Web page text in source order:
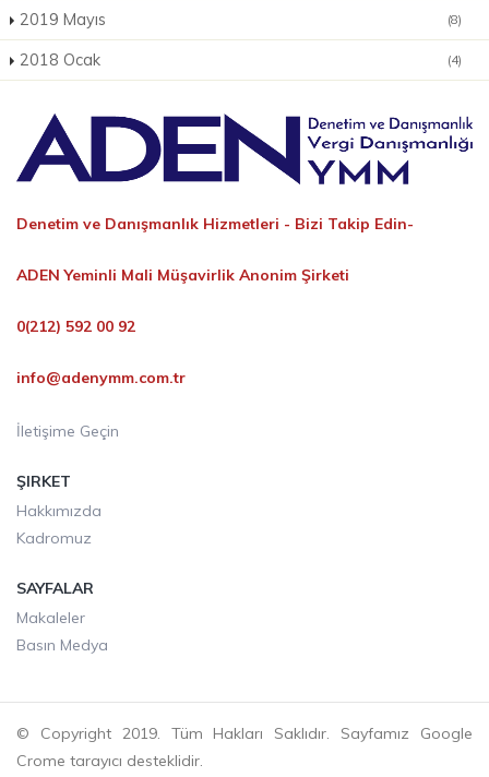
2019 Mayıs (8)
2018 Ocak (4)
Denetim ve Danışmanlık Hizmetleri - Bizi Takip Edin-
ADEN Yeminli Mali Müşavirlik Anonim Şirketi
0(212) 592 00 92
info@adenymm.com.tr
İletişime Geçin
ŞIRKET
Hakkımızda
Kadromuz
SAYFALAR
Makaleler
Basın Medya
© Copyright 2019. Tüm Hakları Saklıdır. Sayfamız Google
Crome tarayıcı desteklidir.